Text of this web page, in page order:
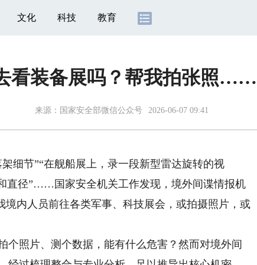
文化 科技 教育
看装备展吗？帮我拍张照……
来源： 国家安全部微信公众号 2026-06-07 09:41
节”“在舰船展上，录一段新型雷达旋转的视
直径”……国家安全机关工作发现，境外间谍情报机
境内人员前往各类军事、科技展会，或拍摄照片，或
照片、测个数据，能有什么危害？然而对境外间